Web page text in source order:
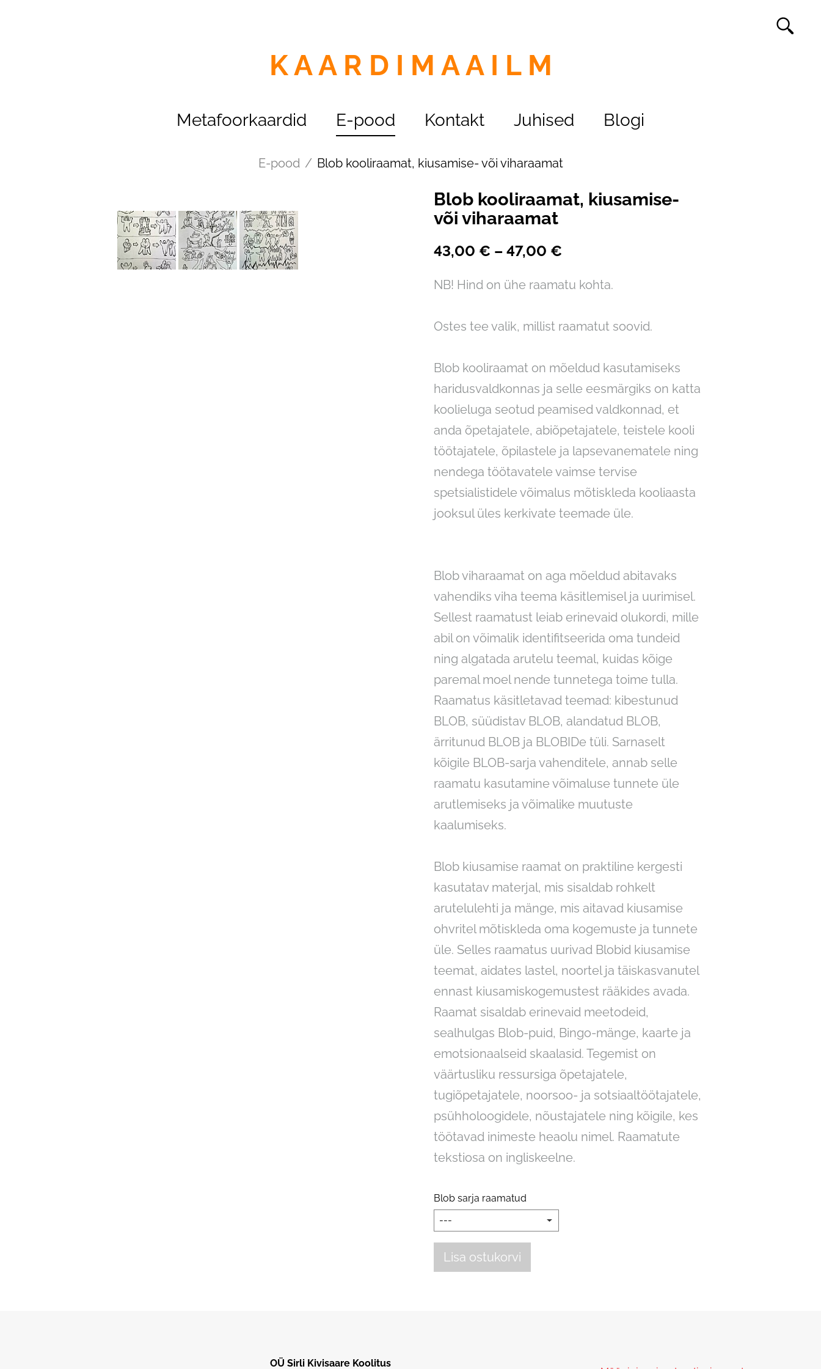
K A A R D I M A A I L M
Metafoorkaardid E-pood Kontakt Juhised Blogi
E-pood / Blob kooliraamat, kiusamise- või viharaamat
Blob kooliraamat, kiusamise-
või viharaamat
43,00 € –47,00 €
NB! Hind on ühe raamatu kohta.
Ostes tee valik, millist raamatut soovid.
Blob kooliraamat on mõeldud kasutamiseks
haridusvaldkonnas ja selle eesmärgiks on katta
koolieluga seotud peamised valdkonnad, et
anda õpetajatele, abiõpetajatele, teistele kooli
töötajatele, õpilastele ja lapsevanematele ning
nendega töötavatele vaimse tervise
spetsialistidele võimalus mõtiskleda kooliaasta
jooksul üles kerkivate teemade üle.
Blob viharaamat on aga mõeldud abitavaks
vahendiks viha teema käsitlemisel ja uurimisel.
Sellest raamatust leiab erinevaid olukordi, mille
abil on võimalik identifitseerida oma tundeid
ning algatada arutelu teemal, kuidas kõige
paremal moel nende tunnetega toime tulla.
Raamatus käsitletavad teemad: kibestunud
BLOB, süüdistav BLOB, alandatud BLOB,
ärritunud BLOB ja BLOBIDe tüli. Sarnaselt
kõigile BLOB-sarja vahenditele, annab selle
raamatu kasutamine võimaluse tunnete üle
arutlemiseks ja võimalike muutuste
kaalumiseks.
Blob kiusamise raamat on praktiline kergesti
kasutatav materjal, mis sisaldab rohkelt
arutelulehti ja mänge, mis aitavad kiusamise
ohvritel mõtiskleda oma kogemuste ja tunnete
üle. Selles raamatus uurivad Blobid kiusamise
teemat, aidates lastel, noortel ja täiskasvanutel
ennast kiusamiskogemustest rääkides avada.
Raamat sisaldab erinevaid meetodeid,
sealhulgas Blob-puid, Bingo-mänge, kaarte ja
emotsionaalseid skaalasid. Tegemist on
väärtusliku ressursiga õpetajatele,
tugiõpetajatele, noorsoo- ja sotsiaaltöötajatele,
psühholoogidele, nõustajatele ning kõigile, kes
töötavad inimeste heaolu nimel. Raamatute
tekstiosa on ingliskeelne.
Blob sarja raamatud
Lisa ostukorvi
OÜ Sirli Kivisaare Koolitus